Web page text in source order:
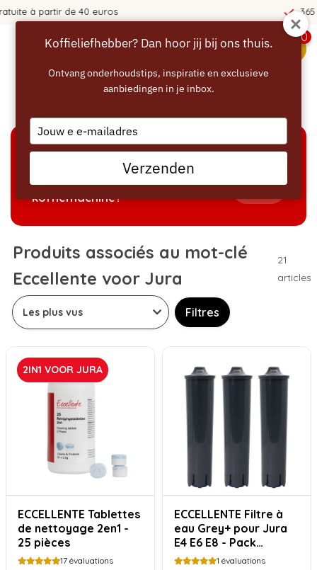
0
Welke producten passen bij mijn
koffiemachine?
Produits associés au mot-clé
Eccellente voor Jura
21
articles
Filtres
2IN1 VOOR JURA
ECCELLENTE Tablettes
de nettoyage 2en1 -
25 pièces
17 évaluations
ECCELLENTE Filtre à
eau Grey+ pour Jura
E4 E6 E8 - Pack
avantage
1 évaluations
Koffieliefhebber? Dan hoor jij bij ons thuis.
Ontvang onderhoudstips, inspiratie en exclusieve
aanbiedingen in je inbox.
Type
your
email
Verzenden